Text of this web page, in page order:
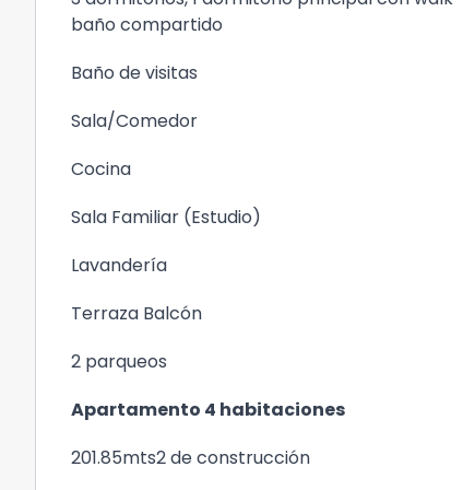
baño compartido
Baño de visitas
Sala/Comedor
Cocina
Sala Familiar (Estudio)
Lavandería
Terraza Balcón
2 parqueos
Apartamento 4 habitaciones
201.85mts2 de construcción